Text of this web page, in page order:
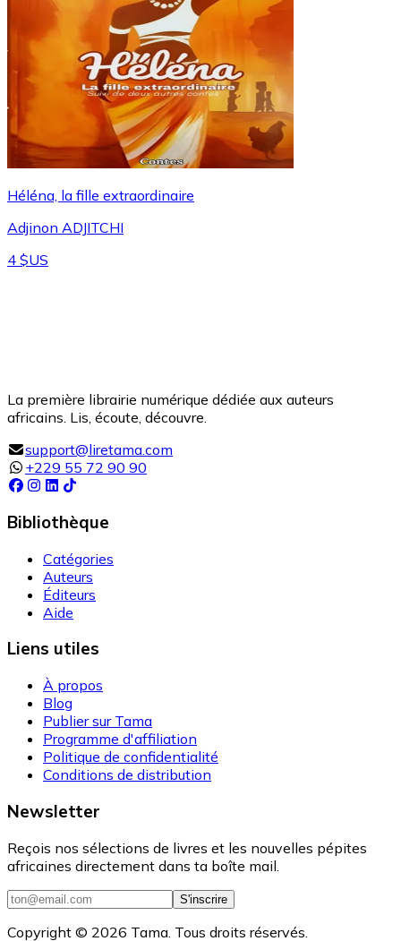
Héléna, la fille extraordinaire
Adjinon ADJITCHI
4 $US
La première librairie numérique dédiée aux auteurs
africains. Lis, écoute, découvre.
support@liretama.com
+229 55 72 90 90
Bibliothèque
Catégories
Auteurs
Éditeurs
Aide
Liens utiles
À propos
Blog
Publier sur Tama
Programme d'affiliation
Politique de confidentialité
Conditions de distribution
Newsletter
Reçois nos sélections de livres et les nouvelles pépites
africaines directement dans ta boîte mail.
S'inscrire
Copyright © 2026 Tama. Tous droits réservés.